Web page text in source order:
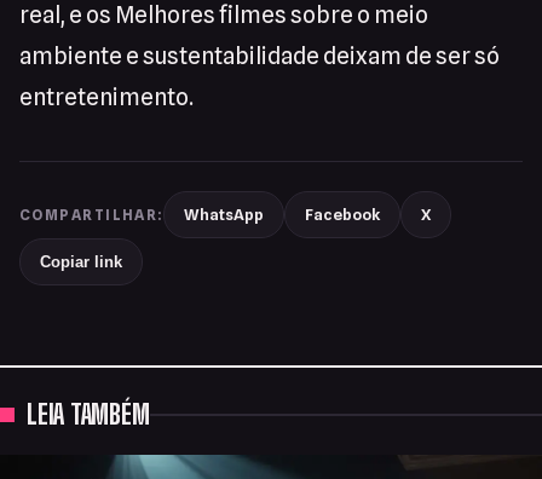
real, e os Melhores filmes sobre o meio
ambiente e sustentabilidade deixam de ser só
entretenimento.
COMPARTILHAR: WhatsApp Facebook X
Copiar link
LEIA TAMBÉM